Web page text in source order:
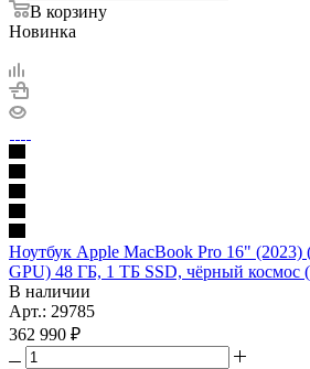
В корзину
Новинка
Ноутбук Apple MacBook Pro 16"
GPU) 48 ГБ, 1 ТБ SSD, чёрный космос
В наличии
Арт.: 29785
362 990 ₽